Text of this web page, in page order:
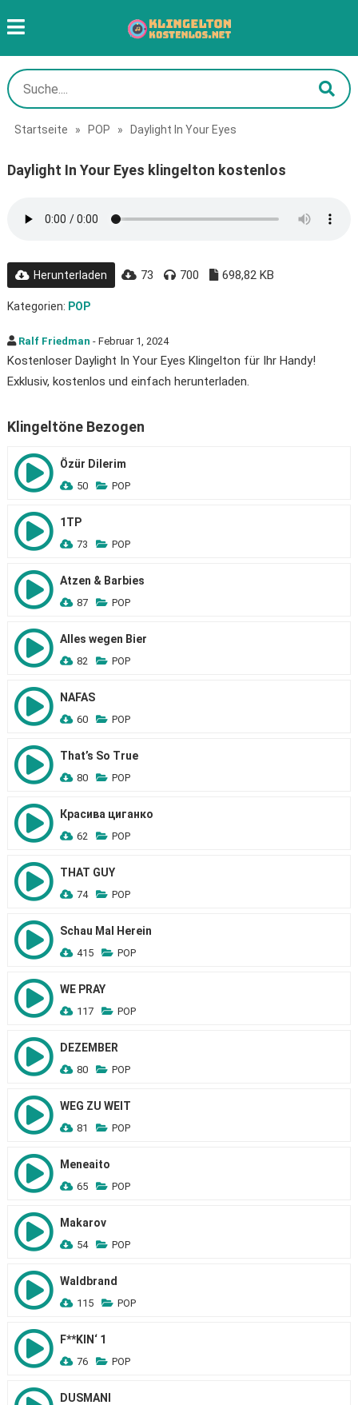
Startseite » POP » Daylight In Your Eyes
Daylight In Your Eyes klingelton kostenlos
Herunterladen 73 700 698,82 KB
Kategorien: POP
Ralf Friedman - Februar 1, 2024
Kostenloser Daylight In Your Eyes Klingelton für Ihr Handy!
Exklusiv, kostenlos und einfach herunterladen.
Klingeltöne Bezogen
Özür Dilerim
50 POP
1TP
73 POP
Atzen & Barbies
87 POP
Alles wegen Bier
82 POP
NAFAS
60 POP
That’s So True
80 POP
Красива циганко
62 POP
THAT GUY
74 POP
Schau Mal Herein
415 POP
WE PRAY
117 POP
DEZEMBER
80 POP
WEG ZU WEIT
81 POP
Meneaito
65 POP
Makarov
54 POP
Waldbrand
115 POP
F**KIN‘ 1
76 POP
DUSMANI